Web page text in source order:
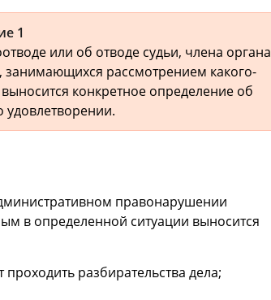
1
или об отводе судьи, члена органа
занимающихся рассмотрением какого-
конкретное определение об
удовлетворении.
правонарушении
в определенной ситуации выносится
разбирательства дела;